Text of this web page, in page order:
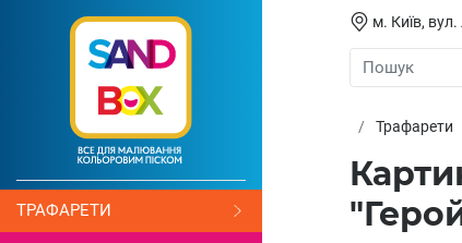
ТРАФАРЕТИ
м. Київ,
Трафарети